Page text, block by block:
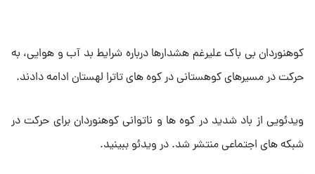
کوهنوردان بی باک علیرغم هشدارها درباره شرایط بد آب و هوایی، به
حرکت در مسیرهای کوهستانی در کوه های تاترا لهستان ادامه دادند.
ویدئویی از باد شدید در کوه ها و ناتوانی کوهنوردان برای حرکت در
شبکه های اجتماعی منتشر شد. در ویدئو ببینید.